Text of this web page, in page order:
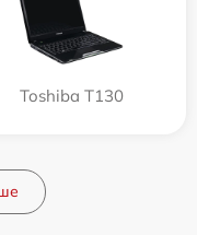
Toshiba T130